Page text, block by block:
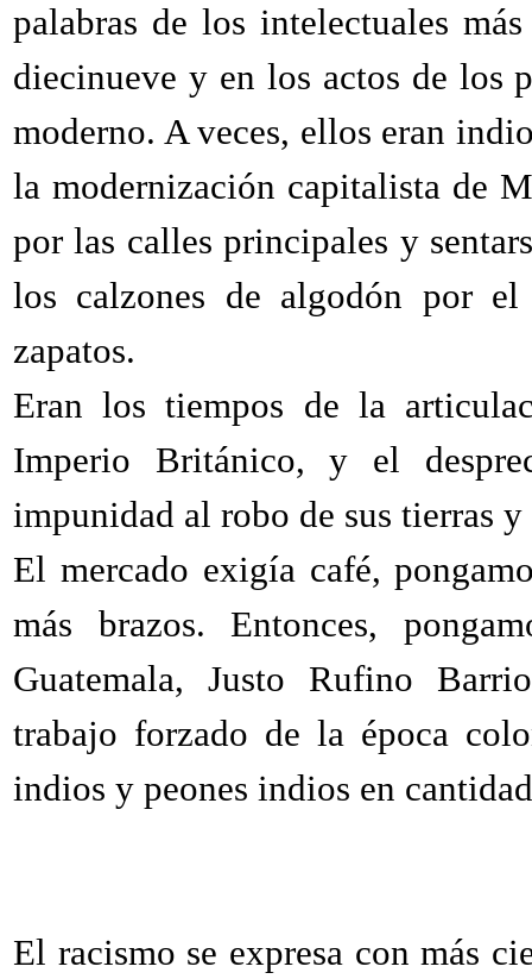
palabras de los intelectuales
diecinueve y en los actos de los
moderno. A veces, ellos eran
la modernización capitalista de
por las calles principales y
los calzones de algodón por
zapatos.
Eran los tiempos de la
Imperio Británico, y el
impunidad al robo de sus tierras y
El mercado exigía café,
más brazos. Entonces,
Guatemala, Justo Rufino
trabajo forzado de la época
indios y peones indios en
El racismo se expresa con más